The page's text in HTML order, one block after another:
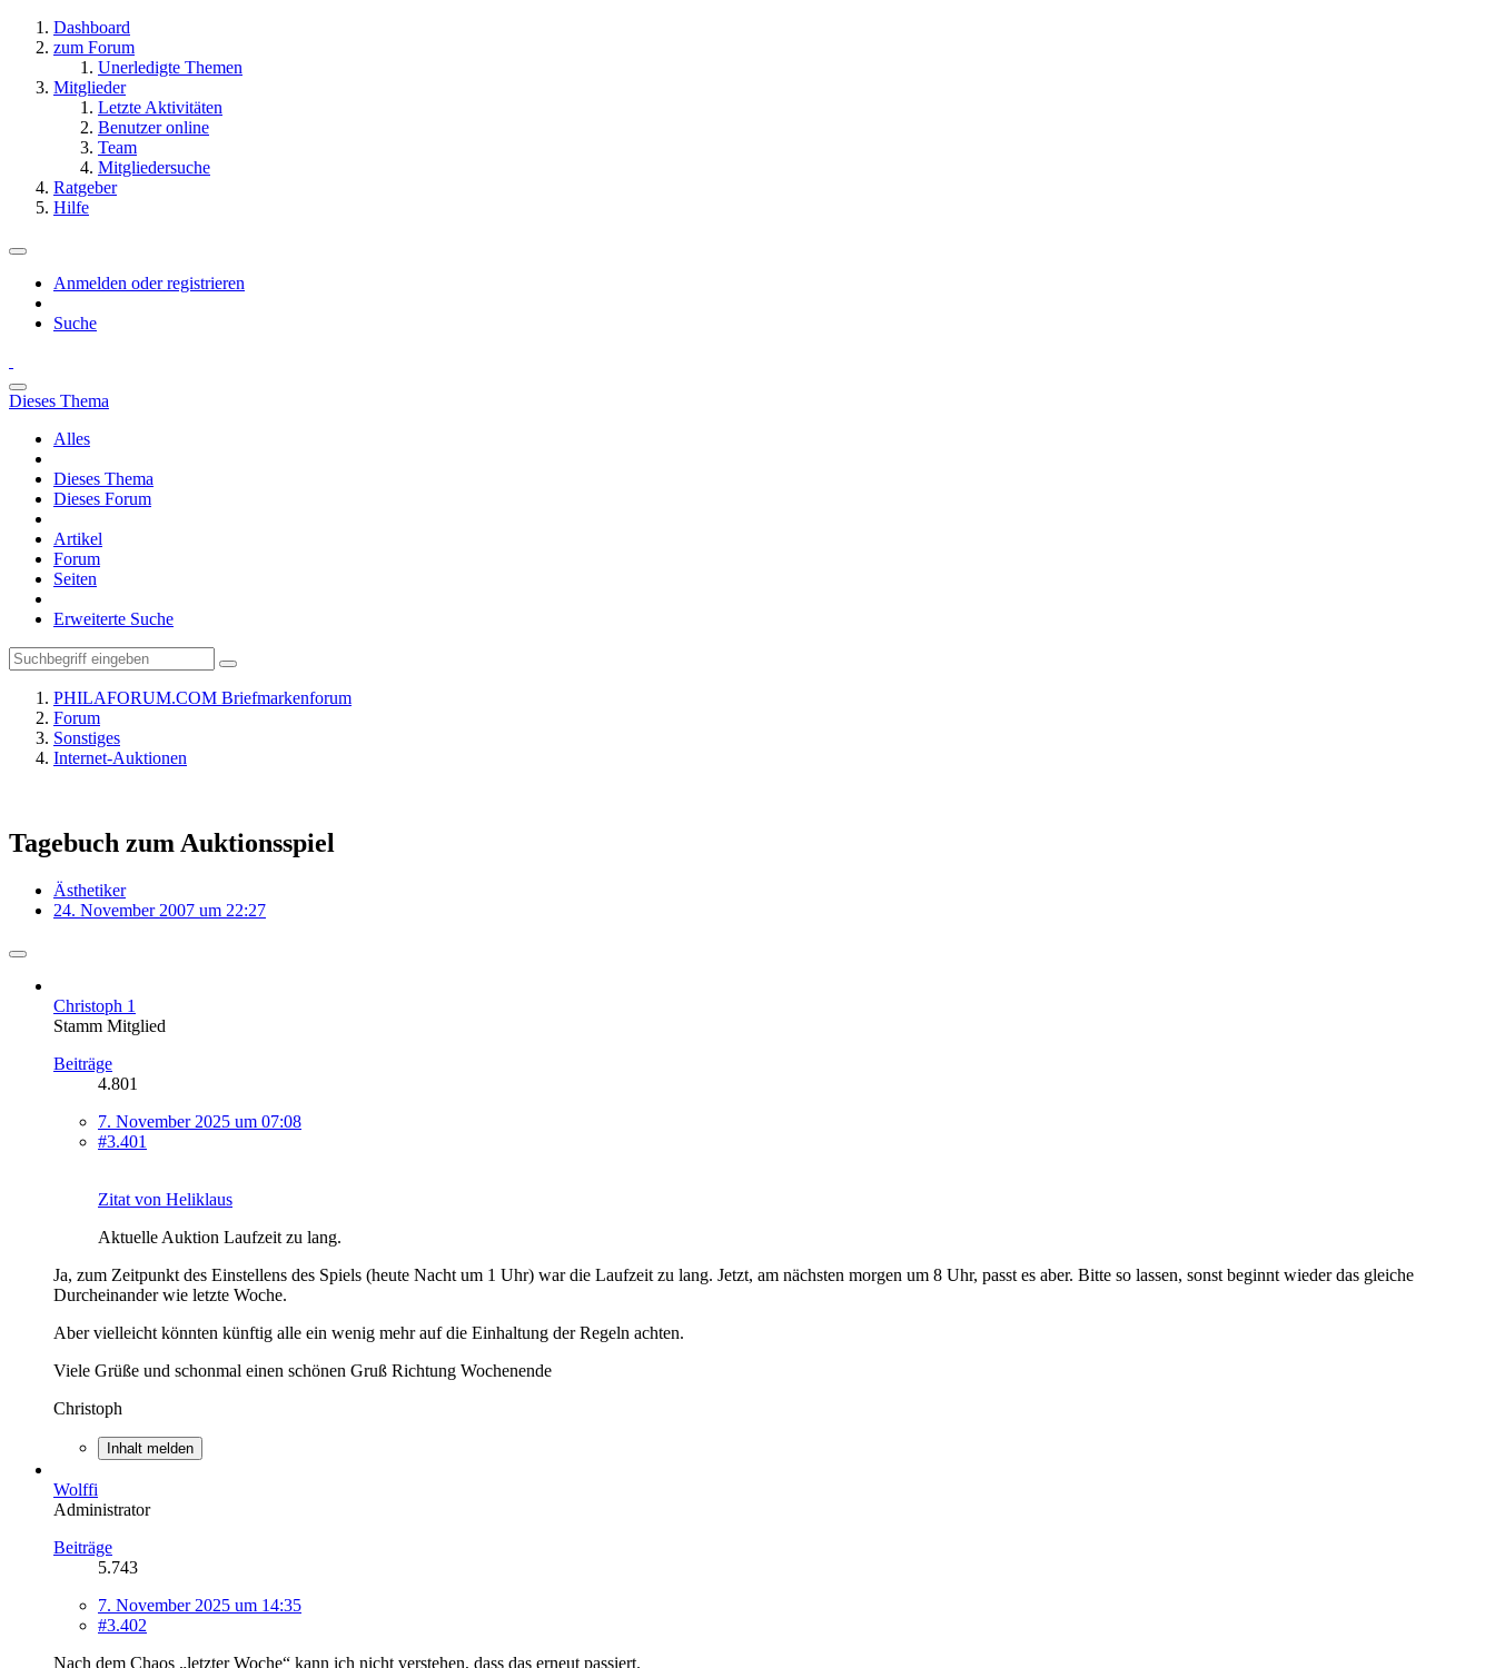
Dashboard
zum Forum
Unerledigte Themen
Mitglieder
Letzte Aktivitäten
Benutzer online
Team
Mitgliedersuche
Ratgeber
Hilfe
Anmelden oder registrieren
Suche
Dieses Thema
Alles
Dieses Thema
Dieses Forum
Artikel
Forum
Seiten
Erweiterte Suche
PHILAFORUM.COM Briefmarkenforum
Forum
Sonstiges
Internet-Auktionen
Tagebuch zum Auktionsspiel
Ästhetiker
24. November 2007 um 22:27
Christoph 1
Stamm Mitglied
Beiträge
4.801
7. November 2025 um 07:08
#3.401
Zitat von Heliklaus
Aktuelle Auktion Laufzeit zu lang.
Ja, zum Zeitpunkt des Einstellens des Spiels (heute Nacht um 1 Uhr) war die Laufzeit zu lang. Jetzt, am nächsten morgen um 8 Uhr, passt es aber. Bitte so lassen, sonst beginnt wieder das gleiche
Durcheinander wie letzte Woche.
Aber vielleicht könnten künftig alle ein wenig mehr auf die Einhaltung der Regeln achten.
Viele Grüße und schonmal einen schönen Gruß Richtung Wochenende
Christoph
Inhalt melden
Wolffi
Administrator
Beiträge
5.743
7. November 2025 um 14:35
#3.402
Nach dem Chaos „letzter Woche“ kann ich nicht verstehen, dass das erneut passiert.